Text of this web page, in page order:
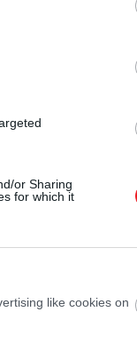
or Sharing
for which it
like cookies on